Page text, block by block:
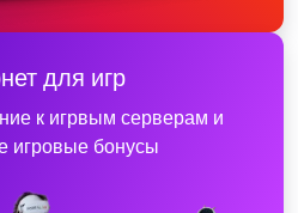
для игр
к игрвым серверам и
игровые бонусы